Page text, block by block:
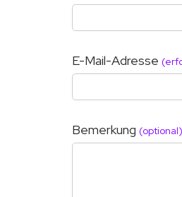
E-Mail-Adresse
Bemerkung (optional)